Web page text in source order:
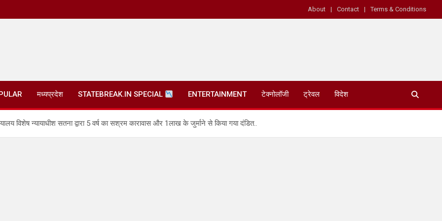
About Contact Terms & Conditions
मध्यप्रदेश STATEBREAK.IN SPECIAL ENTERTAINMENT टेक्नोलॉजी ट्रेवल विदेश
विशेष न्यायाधीश सतना द्वारा 5 वर्ष का सश्रम कारावास और 1लाख के जुर्माने से किया गया दंडित..